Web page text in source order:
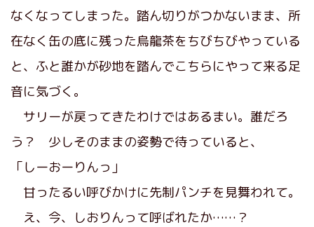
なくなってしまった。踏ん切りがつかないまま、所
在なく缶の底に残った烏龍茶をちびちびやっている
と、ふと誰かが砂地を踏んでこちらにやって来る足
音に気づく。
サリーが戻ってきたわけではあるまい。誰だろ
う？ 少しそのままの姿勢で待っていると、
「しーおーりんっ」
甘ったるい呼びかけに先制パンチを見舞われて。
え、今、しおりんって呼ばれたか……？